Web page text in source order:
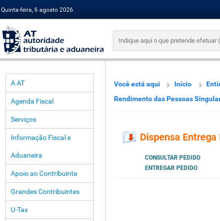
Quinta-feira, 6 agosto 2026
A AT
Agenda Fiscal
Serviços
Informação Fiscal e
Aduaneira
Apoio ao Contribuinte
Grandes Contribuintes
U-Tax
Você está aqui Início
Rendimento das Pessoas
Dispensa Entrega
CONSULTAR PEDIDO
ENTREGAR PEDIDO